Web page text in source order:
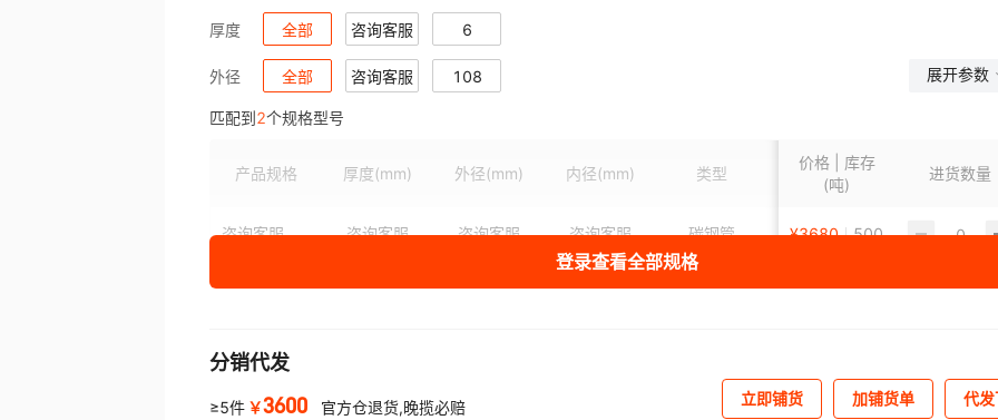
厚度 全部 咨询客服 6
外径 全部 咨询客服 108 展开参数
匹配到2个规格型号
产品规格 厚度(mm) 外径(mm) 内径(mm) 类型 长度(m) 表面处理
价格 | 库存
(吨)
进货数量
咨询客服 咨询客服 咨询客服 咨询客服 碳钢管 6 咨询客服
¥3680 500
108 6 108 100 碳钢管 - 咨询客服
¥3600 476
登录查看全部规格
分销代发
≥5件 ￥3600 官方仓退货,晚揽必赔 立即铺货 加铺货单 代